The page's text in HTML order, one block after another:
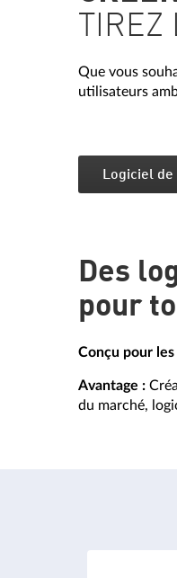
Que vous
utilisateurs
Logiciel
Des
pour
Conçu pour
Avantage :
du marché,